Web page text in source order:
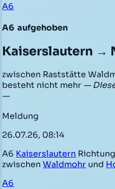
A6
A6 aufgehoben
Kaiserslautern →
zwischen Raststätte
besteht nicht mehr —
—
Meldung
26.07.26, 08:14
A6 Kaiserslautern
zwischenWaldmohr und
A6